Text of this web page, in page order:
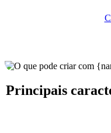
Principais